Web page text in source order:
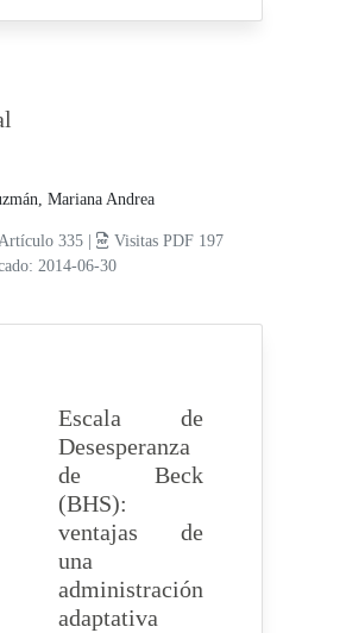
Mariana Andrea
335 |
Visitas PDF 197
2014-06-30
Escala de
Desesperanza
de Beck
(BHS):
ventajas de
una
administración
adaptativa